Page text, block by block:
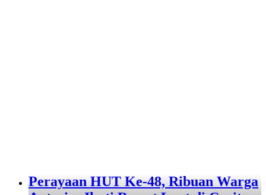
Perayaan HUT Ke-48, Ribuan Warga